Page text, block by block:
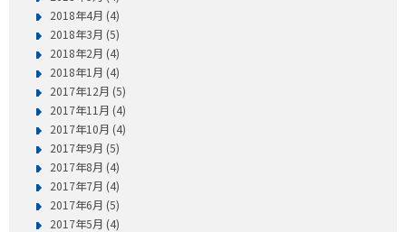
2018年4月 (4)
2018年3月 (5)
2018年2月 (4)
2018年1月 (4)
2017年12月 (5)
2017年11月 (4)
2017年10月 (4)
2017年9月 (5)
2017年8月 (4)
2017年7月 (4)
2017年6月 (5)
2017年5月 (4)